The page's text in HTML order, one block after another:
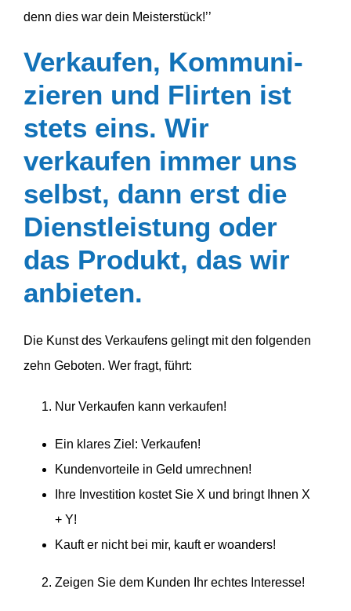
denn dies war dein Meisterstück!’’
Verkaufen, Kommu­ni­
zieren und Flirten ist
stets eins. Wir
verkaufen immer uns
selbst, dann erst die
Dienst­leistung oder
das Produkt, das wir
anbieten.
Die Kunst des Verkaufens gelingt mit den folgenden
zehn Geboten. Wer fragt, führt:
Nur Verkaufen kann verkaufen!
Ein klares Ziel: Verkaufen!
Kunden­vor­teile in Geld umrechnen!
Ihre Inves­tition kostet Sie X und bringt Ihnen X
+ Y!
Kauft er nicht bei mir, kauft er woanders!
Zeigen Sie dem Kunden Ihr echtes Interesse!